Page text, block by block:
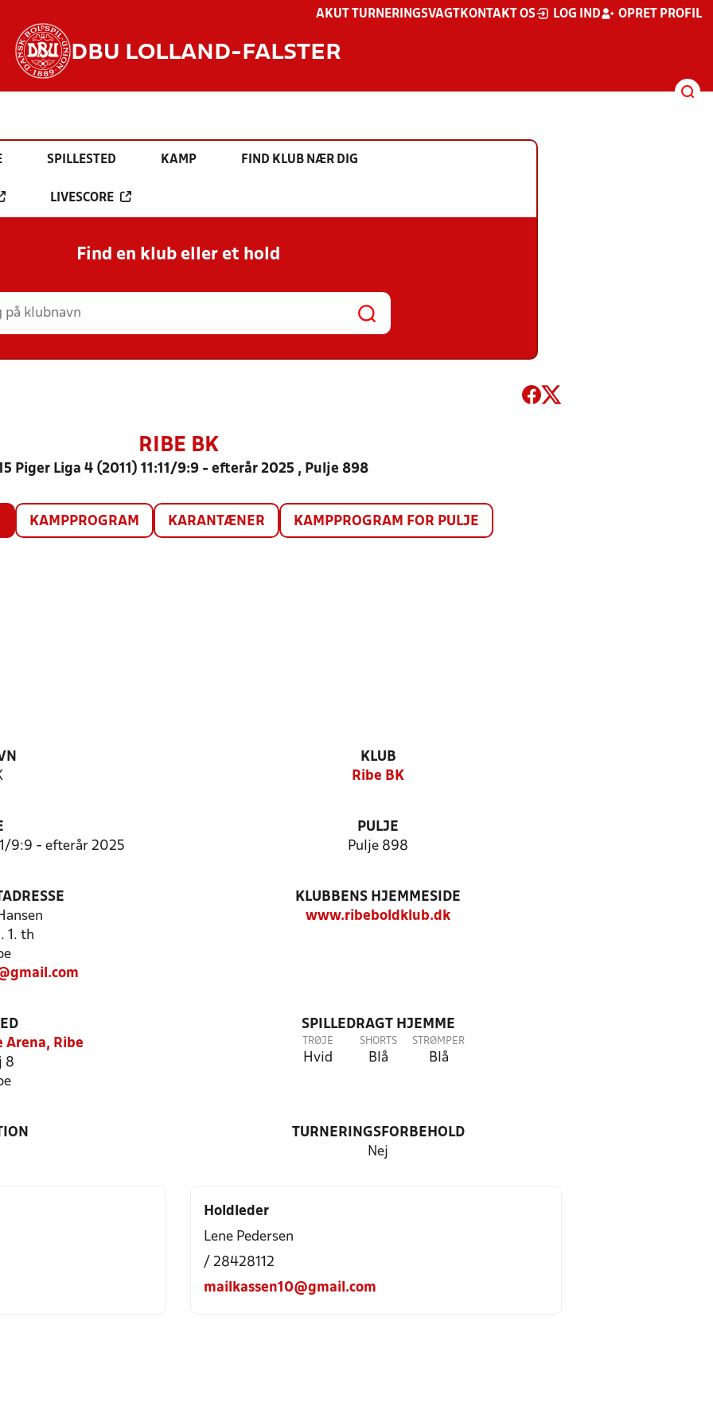
AKUT TURNERINGSVAGT KONTAKT OS LOG IND OPRET PROFIL
DBU LOLLAND-FALSTER
SPILLESTED KAMP FIND KLUB NÆR DIG
LIVESCORE
Find en klub eller et hold
RIBE BK
Piger Liga 4 (2011) 11:11/9:9 - efterår 2025 , Pulje 898
KAMPPROGRAM KARANTÆNER KAMPPROGRAM FOR PULJE
KLUB
Ribe BK
9:9 - efterår 2025
PULJE
Pulje 898
1. th
KLUBBENS HJEMMESIDE
www.ribeboldklub.dk
Arena, Ribe
8
SPILLEDRAGT HJEMME
TRØJE
Hvid
SHORTS
Blå
STRØMPER
Blå
TURNERINGSFORBEHOLD
Nej
Holdleder
Lene Pedersen
/ 28428112
mailkassen10@gmail.com